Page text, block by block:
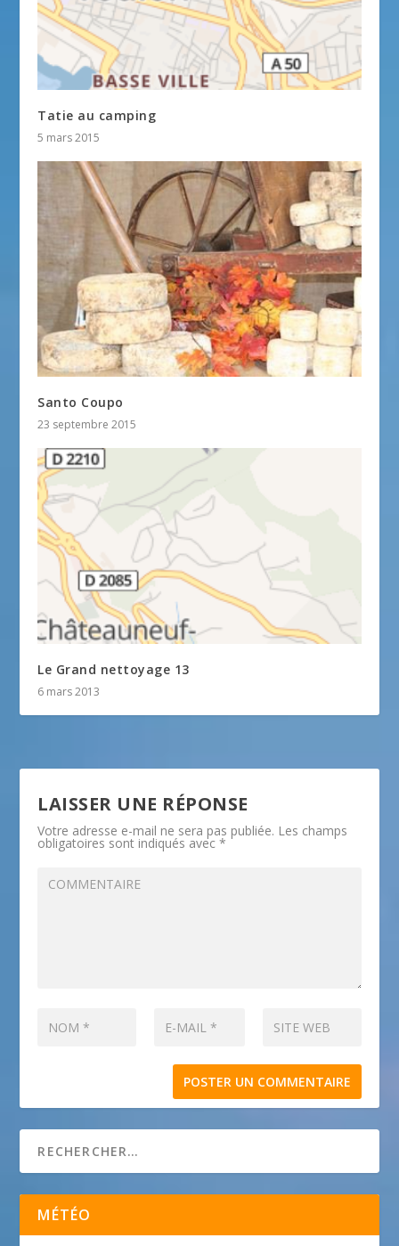
Tatie au camping
5 mars 2015
Santo Coupo
23 septembre 2015
Le Grand nettoyage 13
6 mars 2013
LAISSER UNE RÉPONSE
Votre adresse e-mail ne sera pas publiée. Les champs
obligatoires sont indiqués avec*
MÉTÉO